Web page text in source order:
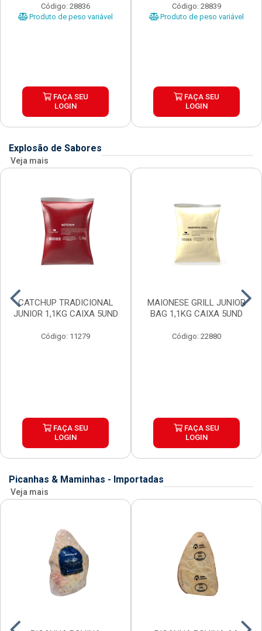
Código: 28836
Produto de peso variável
FAÇA SEU
LOGIN
Código: 28839
Produto de peso variável
FAÇA SEU
LOGIN
Explosão de Sabores
Veja mais
CATCHUP TRADICIONAL
JUNIOR 1,1KG CAIXA 5UND
Código: 11279
FAÇA SEU
LOGIN
MAIONESE GRILL JUNIOR
BAG 1,1KG CAIXA 5UND
Código: 22880
FAÇA SEU
LOGIN
Picanhas & Maminhas - Importadas
Veja mais